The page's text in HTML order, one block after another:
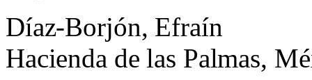
Díaz-Borjón, Efraín
Hacienda de las Palmas,